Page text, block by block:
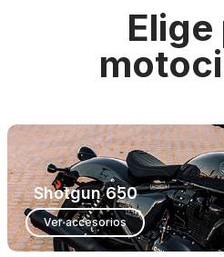
Shotgun 650
Ver accesorios